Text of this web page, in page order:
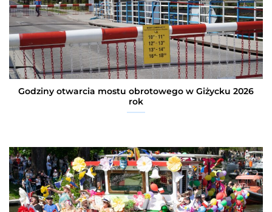
Godziny otwarcia mostu obrotowego w Giżycku 2026
rok